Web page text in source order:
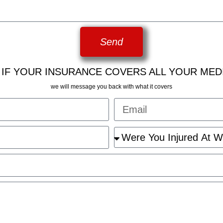
Send
YOUR INSURANCE COVERS ALL YOUR
we will message you back with what it covers